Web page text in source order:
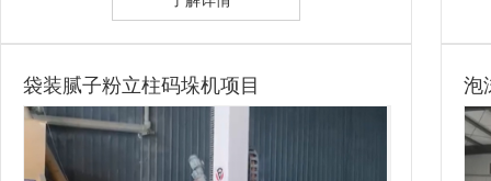
袋装腻子粉立柱码垛机项目 泡